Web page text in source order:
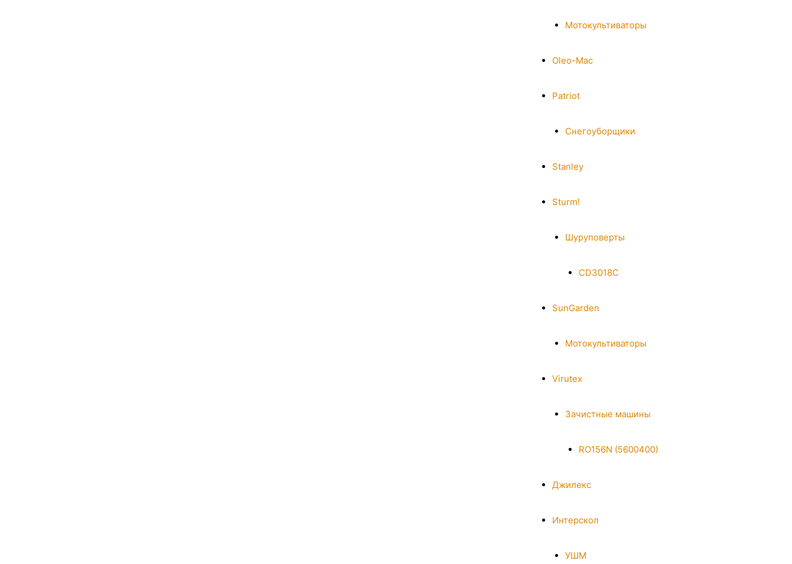
Мотокультиваторы
Oleo-Mac
Patriot
Снегоуборщики
Stanley
Sturm!
Шуруповерты
CD3018C
SunGarden
Мотокультиваторы
Virutex
Зачистные машины
RO156N (5600400)
Джилекс
Интерскол
УШМ